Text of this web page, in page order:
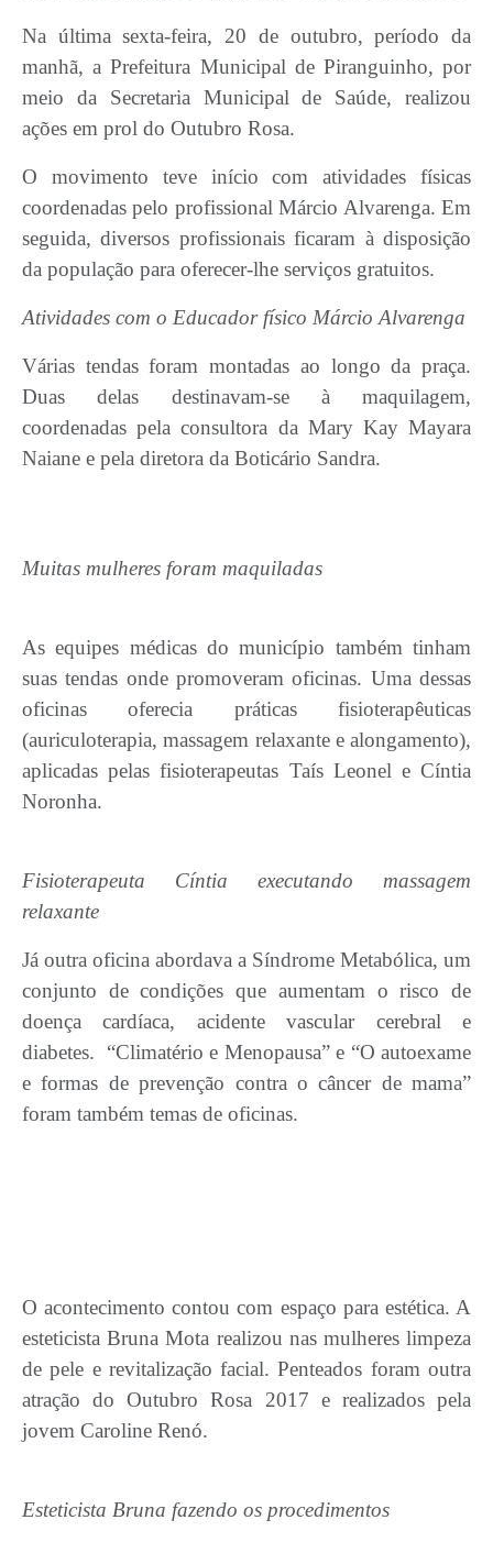
Na última sexta-feira, 20 de outubro, período da
manhã, a Prefeitura Municipal de Piranguinho, por
meio da Secretaria Municipal de Saúde, realizou
ações em prol do Outubro Rosa.
O movimento teve início com atividades físicas
coordenadas pelo profissional Márcio Alvarenga. Em
seguida, diversos profissionais ficaram à disposição
da população para oferecer-lhe serviços gratuitos.
Atividades com o Educador físico Márcio Alvarenga
Várias tendas foram montadas ao longo da praça.
Duas delas destinavam-se à maquilagem,
coordenadas pela consultora da Mary Kay Mayara
Naiane e pela diretora da Boticário Sandra.
Muitas mulheres foram maquiladas
As equipes médicas do município também tinham
suas tendas onde promoveram oficinas. Uma dessas
oficinas oferecia práticas fisioterapêuticas
(auriculoterapia, massagem relaxante e alongamento),
aplicadas pelas fisioterapeutas Taís Leonel e Cíntia
Noronha.
Fisioterapeuta Cíntia executando massagem
relaxante
Já outra oficina abordava a Síndrome Metabólica, um
conjunto de condições que aumentam o risco de
doença cardíaca, acidente vascular cerebral e
diabetes. “Climatério e Menopausa” e “O autoexame
e formas de prevenção contra o câncer de mama”
foram também temas de oficinas.
O acontecimento contou com espaço para estética. A
esteticista Bruna Mota realizou nas mulheres limpeza
de pele e revitalização facial. Penteados foram outra
atração do Outubro Rosa 2017 e realizados pela
jovem Caroline Renó.
Esteticista Bruna fazendo os procedimentos